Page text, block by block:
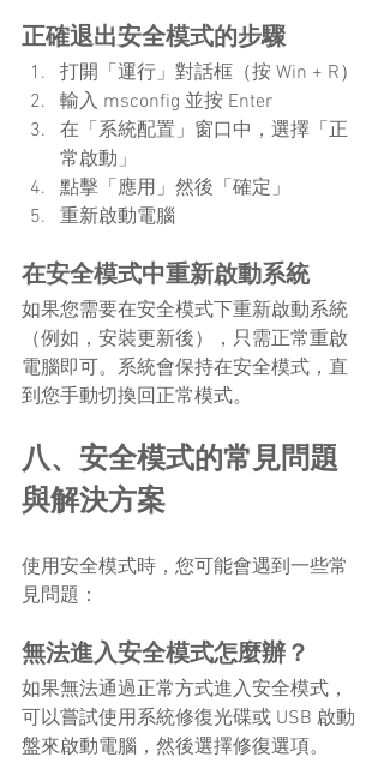
正確退出安全模式的步驟
打開「運行」對話框（按 Win + R）
輸入 msconfig 並按 Enter
在「系統配置」窗口中，選擇「正
常啟動」
點擊「應用」然後「確定」
重新啟動電腦
在安全模式中重新啟動系統
如果您需要在安全模式下重新啟動系統
（例如，安裝更新後），只需正常重啟
電腦即可。系統會保持在安全模式，直
到您手動切換回正常模式。
八、安全模式的常見問題
與解決方案
使用安全模式時，您可能會遇到一些常
見問題：
無法進入安全模式怎麼辦？
如果無法通過正常方式進入安全模式，
可以嘗試使用系統修復光碟或 USB 啟動
盤來啟動電腦，然後選擇修復選項。